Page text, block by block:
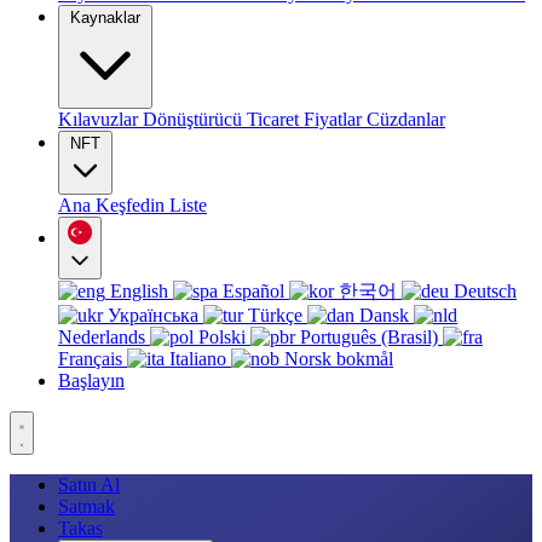
Kaynaklar
KılavuzlarDönüştürücü Ticaret FiyatlarCüzdanlar
NFT
Ana Keşfedin Liste
English Español 한국어
Deutsch
Українська
Türkçe
Dansk
Nederlands
Polski
Português (Brasil)
Français
Italiano
Norsk bokmål
Başlayın
Satın Al
Satmak
Takas